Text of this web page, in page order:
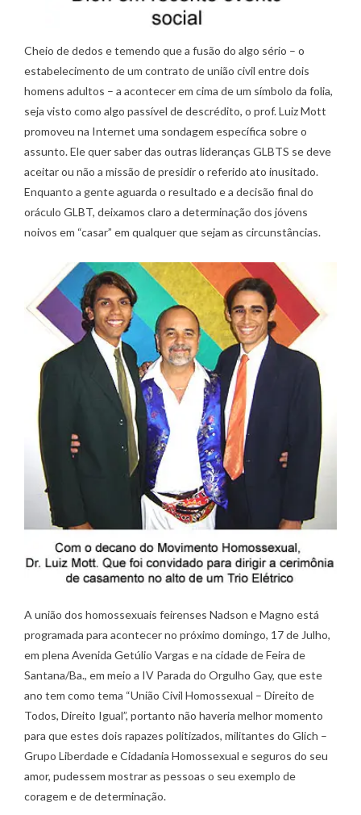
Cheio de dedos e temendo que a fusão do algo sério – o
estabelecimento de um contrato de união civil entre dois
homens adultos – a acontecer em cima de um símbolo da folia,
seja visto como algo passível de descrédito, o prof. Luiz Mott
promoveu na Internet uma sondagem específica sobre o
assunto. Ele quer saber das outras lideranças GLBTS se deve
aceitar ou não a missão de presidir o referido ato inusitado.
Enquanto a gente aguarda o resultado e a decisão final do
oráculo GLBT, deixamos claro a determinação dos jóvens
noivos em “casar” em qualquer que sejam as circunstâncias.
A união dos homossexuais feirenses Nadson e Magno está
programada para acontecer no próximo domingo, 17 de Julho,
em plena Avenida Getúlio Vargas e na cidade de Feira de
Santana/Ba., em meio a IV Parada do Orgulho Gay, que este
ano tem como tema “União Civil Homossexual – Direito de
Todos, Direito Igual”, portanto não haveria melhor momento
para que estes dois rapazes politizados, militantes do Glich –
Grupo Liberdade e Cidadania Homossexual e seguros do seu
amor, pudessem mostrar as pessoas o seu exemplo de
coragem e de determinação.